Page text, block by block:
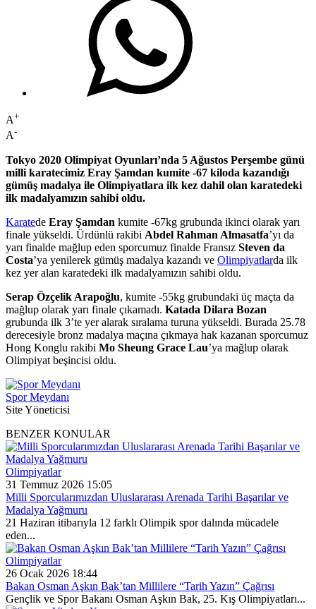
A+
A-
Tokyo 2020 Olimpiyat Oyunları’nda 5 Ağustos Perşembe günü
milli karatecimiz Eray Şamdan kumite -67 kiloda kazandığı
gümüş madalya ile Olimpiyatlara ilk kez dahil olan karatedeki
ilk madalyamızın sahibi oldu.
Karatede Eray Şamdan kumite -67kg grubunda ikinci olarak yarı
finale yükseldi. Ürdünlü rakibi Abdel Rahman Almasatfa’yı da
yarı finalde mağlup eden sporcumuz finalde Fransız Steven da
Costa’ya yenilerek gümüş madalya kazandı ve Olimpiyatlarda ilk
kez yer alan karatedeki ilk madalyamızın sahibi oldu.
Serap Özçelik Arapoğlu, kumite -55kg grubundaki üç maçta da
mağlup olarak yarı finale çıkamadı. Katada Dilara Bozan
grubunda ilk 3’te yer alarak sıralama turuna yükseldi. Burada 25.78
derecesiyle bronz madalya maçına çıkmaya hak kazanan sporcumuz
Hong Konglu rakibi Mo Sheung Grace Lau’ya mağlup olarak
Olimpiyat beşincisi oldu.
Spor Meydanı
Site Yöneticisi
BENZER KONULAR
Olimpiyatlar
31 Temmuz 2026 15:05
Milli Sporcularımızdan Uluslararası Arenada Tarihi Başarılar ve
Madalya Yağmuru
21 Haziran itibarıyla 12 farklı Olimpik spor dalında mücadele
eden...
Olimpiyatlar
26 Ocak 2026 18:44
Bakan Osman Aşkın Bak’tan Millilere “Tarih Yazın” Çağrısı
Gençlik ve Spor Bakanı Osman Aşkın Bak, 25. Kış Olimpiyatları...